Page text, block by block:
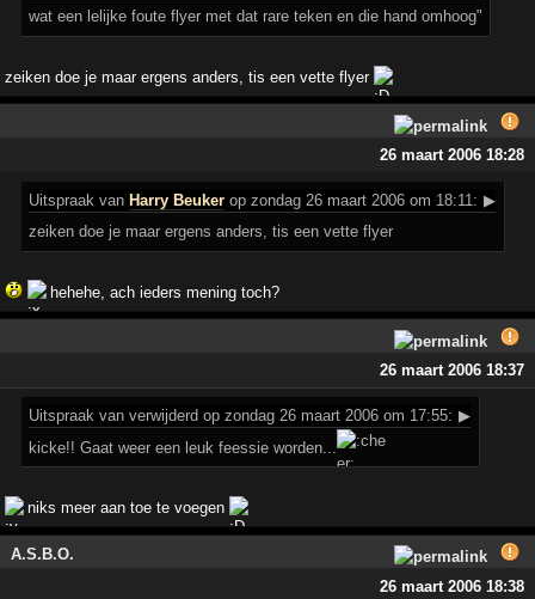
wat een lelijke foute flyer met dat rare teken en die hand omhoog"
zeiken doe je maar ergens anders, tis een vette flyer
26 maart 2006 18:28
Uitspraak van Harry Beuker op zondag 26 maart 2006 om 18:11: ▶
zeiken doe je maar ergens anders, tis een vette flyer
hehehe, ach ieders mening toch?
26 maart 2006 18:37
Uitspraak van verwijderd op zondag 26 maart 2006 om 17:55: ▶
kicke!! Gaat weer een leuk feessie worden...
niks meer aan toe te voegen
A.S.B.O.
26 maart 2006 18:38